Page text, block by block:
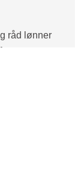
råd lønner